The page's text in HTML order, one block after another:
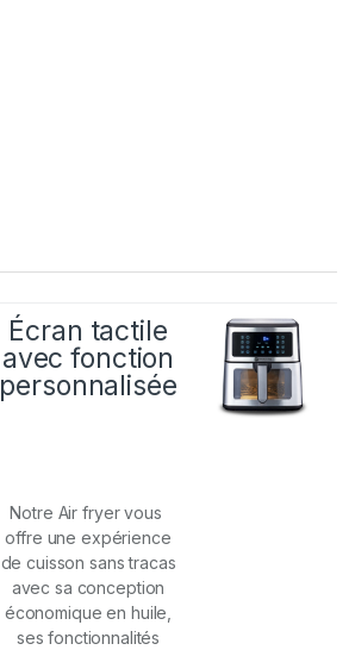
Écran tactile
avec fonction
personnalisée
Notre Air fryer vous
offre une expérience
de cuisson sans tracas
avec sa conception
économique en huile,
ses fonctionnalités